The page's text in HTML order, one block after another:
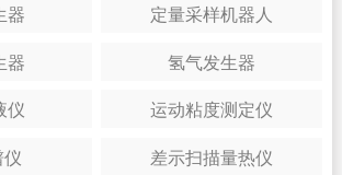
器
定量采样机器人
器
氢气发生器
仪
运动粘度测定仪
差示扫描量热仪